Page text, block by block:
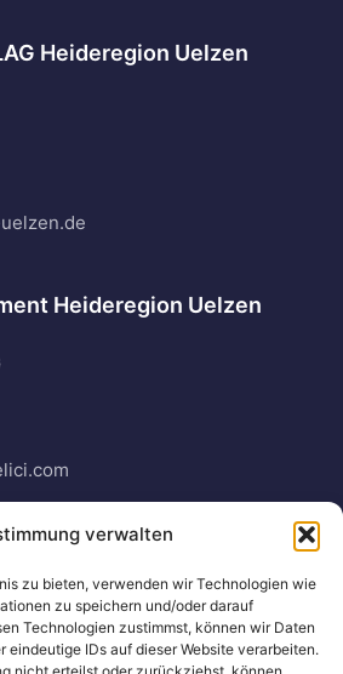
verwalten
zu bieten, verwenden wir Technologien wie
zu speichern und/oder darauf
Technologien zustimmst, können wir Daten
eindeutige IDs auf dieser Website verarbeiten.
Heideregion Uelzen
Heideregion Uelzen